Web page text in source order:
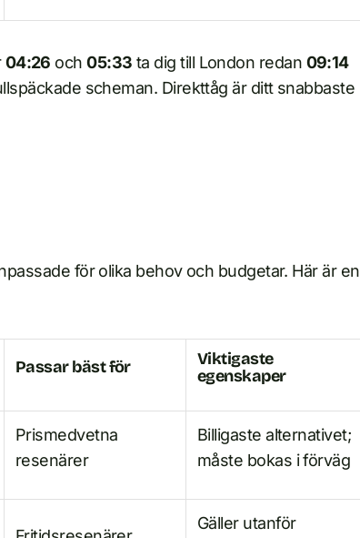
04:26 och05:33 ta dig till London redan 09:14
scheman. Direkttåg är ditt snabbaste
för olika behov och budgetar. Här är en
Passar bäst för
Viktigaste
egenskaper
Prismedvetna
resenärer
Billigaste alternativet;
måste bokas i förväg
Gäller utanför